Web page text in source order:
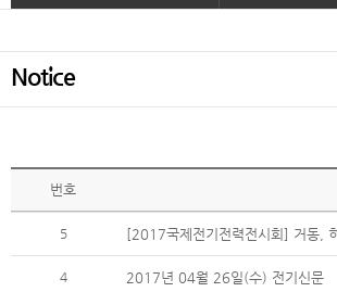
Notice
번호
5 [2017국제전기전력전시회] 거동,
4 2017년 04월 26일(수) 전기신문